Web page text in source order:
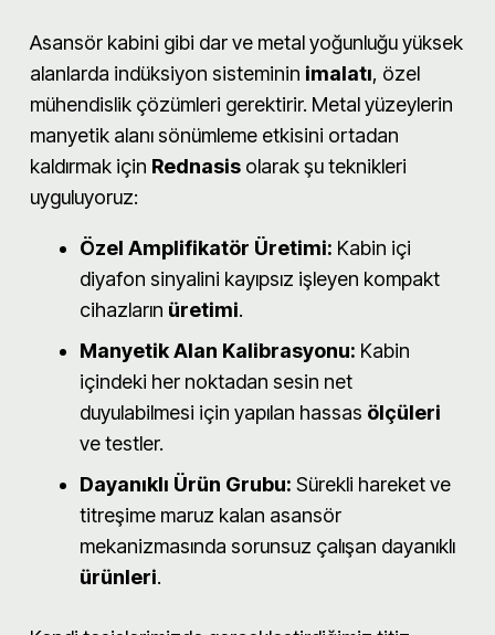
Asansör kabini gibi dar ve metal yoğunluğu yüksek
alanlarda indüksiyon sisteminin imalatı, özel
mühendislik çözümleri gerektirir. Metal yüzeylerin
manyetik alanı sönümleme etkisini ortadan
kaldırmak için Rednasis olarak şu teknikleri
uyguluyoruz:
Özel Amplifikatör Üretimi: Kabin içi
diyafon sinyalini kayıpsız işleyen kompakt
cihazların üretimi.
Manyetik Alan Kalibrasyonu: Kabin
içindeki her noktadan sesin net
duyulabilmesi için yapılan hassas ölçüleri
ve testler.
Dayanıklı Ürün Grubu: Sürekli hareket ve
titreşime maruz kalan asansör
mekanizmasında sorunsuz çalışan dayanıklı
ürünleri.